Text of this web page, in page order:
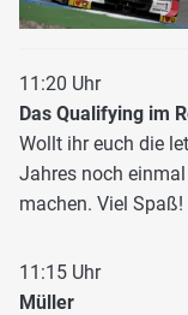
11:20 Uhr
Das Qualifying im
Wollt ihr euch die
Jahres noch
machen. Viel Spaß!
11:15 Uhr
Müller